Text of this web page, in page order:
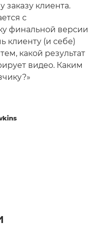
клиента.
с
финальной версии
клиенту (и себе)
какой результат
видео. Каким